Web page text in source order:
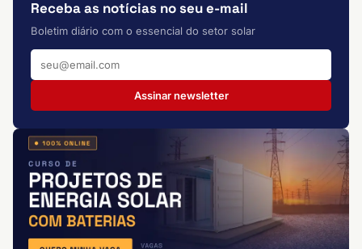
Receba as notícias no seu e-mail
Boletim diário com o essencial do setor solar
Assinar newsletter